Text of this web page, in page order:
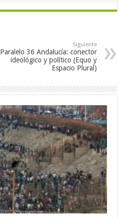
Siguiente
Paralelo 36 Andalucía: conector
ideológico y político (Equo y
Espacio Plural)